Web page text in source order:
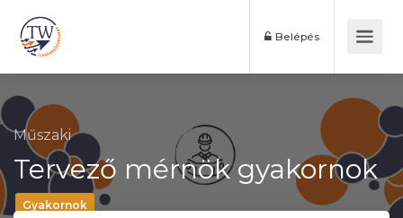
Belépés
Műszaki
Tervező mérnök gyakornok
Gyakornok